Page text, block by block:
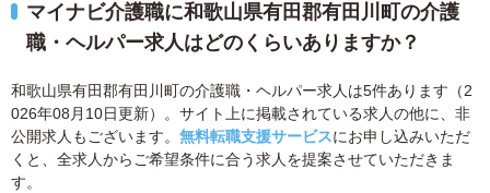
マイナビ介護職に和歌山県有田郡有田川町の介護
職・ヘルパー求人はどのくらいありますか？
和歌山県有田郡有田川町の介護職・ヘルパー求人は5件あります（2
026年08月10日更新）。サイト上に掲載されている求人の他に、非
公開求人もございます。 無料転職支援サービスにお申し込みいただ
くと、全求人からご希望条件に合う求人を提案させていただきま
す。